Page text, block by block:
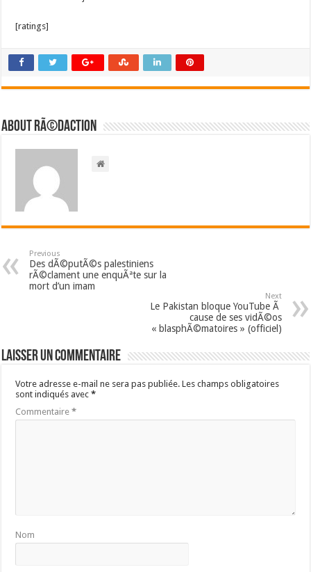
[ratings]
About RÃ©daction
Previous
Des dÃ©putÃ©s palestiniens
rÃ©clament une enquÃªte sur la
mort d’un imam
Next
Le Pakistan bloque YouTube Ã
cause de ses vidÃ©os
« blasphÃ©matoires » (officiel)
Laisser un commentaire
Votre adresse e-mail ne sera pas publiée. Les champs obligatoires
sont indiqués avec*
Commentaire*
Nom